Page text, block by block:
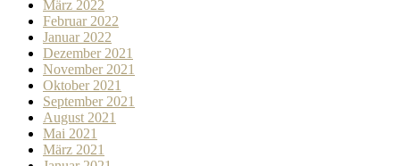
März 2022
Februar 2022
Januar 2022
Dezember 2021
November 2021
Oktober 2021
September 2021
August 2021
Mai 2021
März 2021